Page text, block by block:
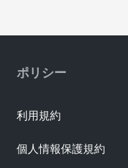
ポリシー
利用規約
個人情報保護規約